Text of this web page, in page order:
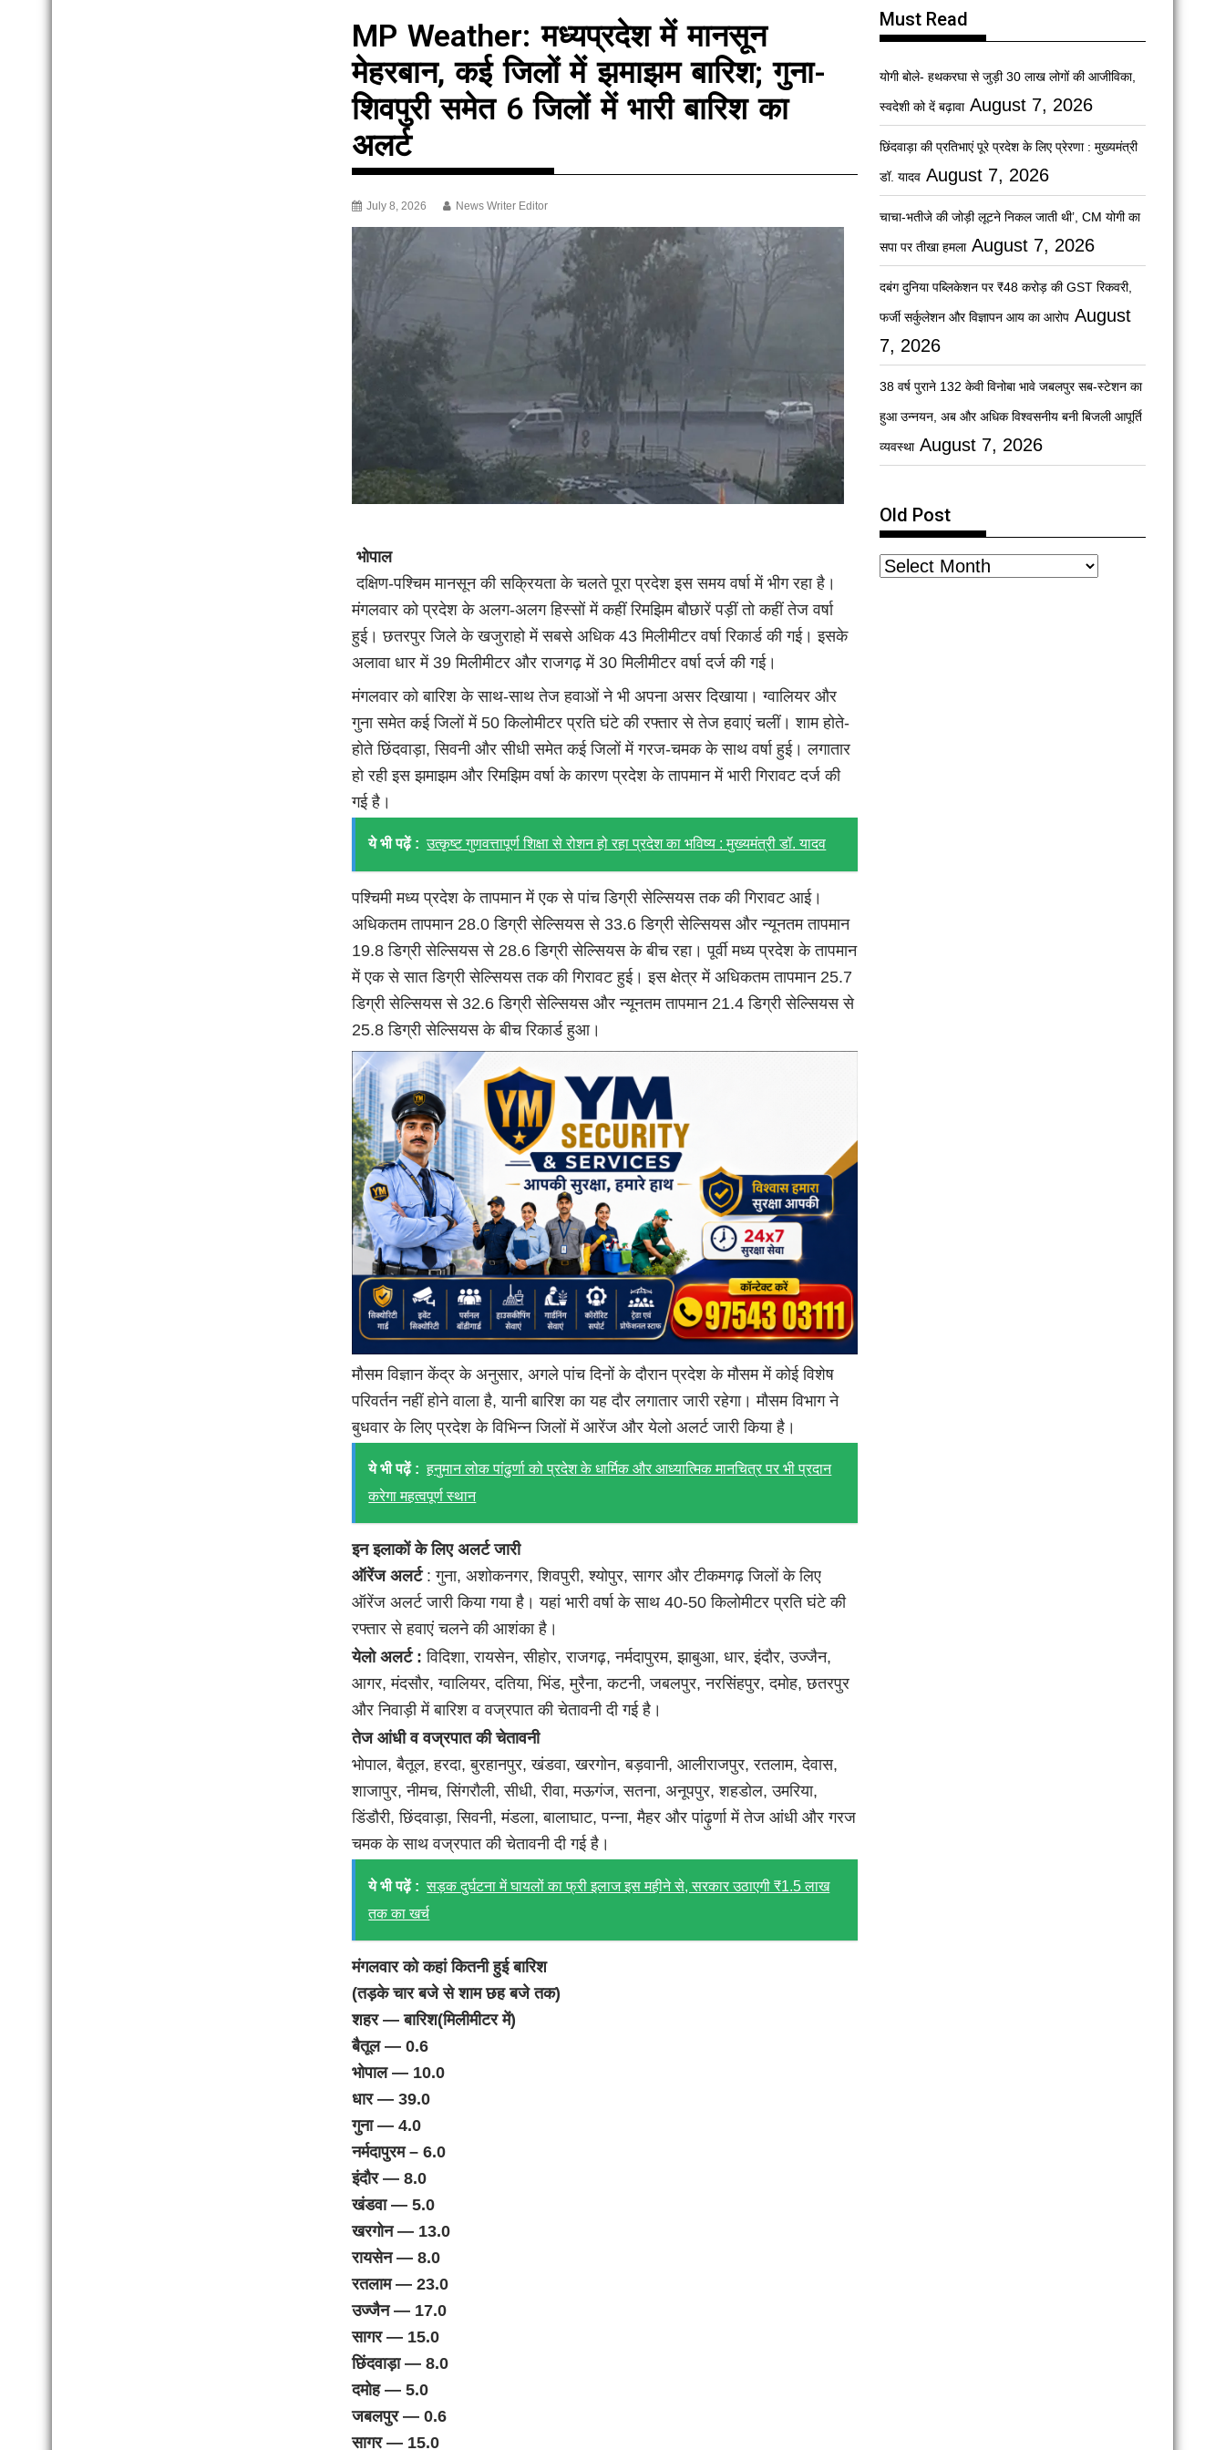
MP Weather: मध्यप्रदेश में मानसून
मेहरबान, कई जिलों में झमाझम बारिश; गुना-
शिवपुरी समेत 6 जिलों में भारी बारिश का
अलर्ट
July 8, 2026 News Writer Editor
भोपाल
दक्षिण-पश्चिम मानसून की सक्रियता के चलते पूरा प्रदेश इस समय वर्षा में भीग रहा है।
मंगलवार को प्रदेश के अलग-अलग हिस्सों में कहीं रिमझिम बौछारें पड़ीं तो कहीं तेज वर्षा
हुई। छतरपुर जिले के खजुराहो में सबसे अधिक 43 मिलीमीटर वर्षा रिकार्ड की गई। इसके
अलावा धार में 39 मिलीमीटर और राजगढ़ में 30 मिलीमीटर वर्षा दर्ज की गई।
मंगलवार को बारिश के साथ-साथ तेज हवाओं ने भी अपना असर दिखाया। ग्वालियर और
गुना समेत कई जिलों में 50 किलोमीटर प्रति घंटे की रफ्तार से तेज हवाएं चलीं। शाम होते-
होते छिंदवाड़ा, सिवनी और सीधी समेत कई जिलों में गरज-चमक के साथ वर्षा हुई। लगातार
हो रही इस झमाझम और रिमझिम वर्षा के कारण प्रदेश के तापमान में भारी गिरावट दर्ज की
गई है।
ये भी पढ़ें : उत्कृष्ट गुणवत्तापूर्ण शिक्षा से रोशन हो रहा प्रदेश का भविष्य : मुख्यमंत्री डॉ. यादव
पश्चिमी मध्य प्रदेश के तापमान में एक से पांच डिग्री सेल्सियस तक की गिरावट आई।
अधिकतम तापमान 28.0 डिग्री सेल्सियस से 33.6 डिग्री सेल्सियस और न्यूनतम तापमान
19.8 डिग्री सेल्सियस से 28.6 डिग्री सेल्सियस के बीच रहा। पूर्वी मध्य प्रदेश के तापमान
में एक से सात डिग्री सेल्सियस तक की गिरावट हुई। इस क्षेत्र में अधिकतम तापमान 25.7
डिग्री सेल्सियस से 32.6 डिग्री सेल्सियस और न्यूनतम तापमान 21.4 डिग्री सेल्सियस से
25.8 डिग्री सेल्सियस के बीच रिकार्ड हुआ।
मौसम विज्ञान केंद्र के अनुसार, अगले पांच दिनों के दौरान प्रदेश के मौसम में कोई विशेष
परिवर्तन नहीं होने वाला है, यानी बारिश का यह दौर लगातार जारी रहेगा। मौसम विभाग ने
बुधवार के लिए प्रदेश के विभिन्न जिलों में आरेंज और येलो अलर्ट जारी किया है।
ये भी पढ़ें : हनुमान लोक पांढुर्णा को प्रदेश के धार्मिक और आध्यात्मिक मानचित्र पर भी प्रदान
करेगा महत्वपूर्ण स्थान
इन इलाकों के लिए अलर्ट जारी
ऑरेंज अलर्ट: गुना, अशोकनगर, शिवपुरी, श्योपुर, सागर और टीकमगढ़ जिलों के लिए
ऑरेंज अलर्ट जारी किया गया है। यहां भारी वर्षा के साथ 40-50 किलोमीटर प्रति घंटे की
रफ्तार से हवाएं चलने की आशंका है।
येलो अलर्ट : विदिशा, रायसेन, सीहोर, राजगढ़, नर्मदापुरम, झाबुआ, धार, इंदौर, उज्जैन,
आगर, मंदसौर, ग्वालियर, दतिया, भिंड, मुरैना, कटनी, जबलपुर, नरसिंहपुर, दमोह, छतरपुर
और निवाड़ी में बारिश व वज्रपात की चेतावनी दी गई है।
तेज आंधी व वज्रपात की चेतावनी
भोपाल, बैतूल, हरदा, बुरहानपुर, खंडवा, खरगोन, बड़वानी, आलीराजपुर, रतलाम, देवास,
शाजापुर, नीमच, सिंगरौली, सीधी, रीवा, मऊगंज, सतना, अनूपपुर, शहडोल, उमरिया,
डिंडौरी, छिंदवाड़ा, सिवनी, मंडला, बालाघाट, पन्ना, मैहर और पांढ़ुर्णा में तेज आंधी और गरज
चमक के साथ वज्रपात की चेतावनी दी गई है।
ये भी पढ़ें : सड़क दुर्घटना में घायलों का फ्री इलाज इस महीने से, सरकार उठाएगी ₹1.5 लाख
तक का खर्च
मंगलवार को कहां कितनी हुई बारिश
(तड़के चार बजे से शाम छह बजे तक)
शहर — बारिश(मिलीमीटर में)
बैतूल — 0.6
भोपाल — 10.0
धार — 39.0
गुना — 4.0
नर्मदापुरम – 6.0
इंदौर — 8.0
खंडवा — 5.0
खरगोन — 13.0
रायसेन — 8.0
रतलाम — 23.0
उज्जैन — 17.0
सागर — 15.0
छिंदवाड़ा — 8.0
दमोह — 5.0
जबलपुर — 0.6
सागर — 15.0
Must Read
योगी बोले- हथकरघा से जुड़ी 30 लाख लोगों की आजीविका,
स्वदेशी को दें बढ़ावा August 7, 2026
छिंदवाड़ा की प्रतिभाएं पूरे प्रदेश के लिए प्रेरणा : मुख्यमंत्री
डॉ. यादव August 7, 2026
चाचा-भतीजे की जोड़ी लूटने निकल जाती थी’, CM योगी का
सपा पर तीखा हमला August 7, 2026
दबंग दुनिया पब्लिकेशन पर ₹48 करोड़ की GST रिकवरी,
फर्जी सर्कुलेशन और विज्ञापन आय का आरोप August
7, 2026
38 वर्ष पुराने 132 केवी विनोबा भावे जबलपुर सब-स्टेशन का
हुआ उन्नयन, अब और अधिक विश्वसनीय बनी बिजली आपूर्ति
व्यवस्था August 7, 2026
Old Post